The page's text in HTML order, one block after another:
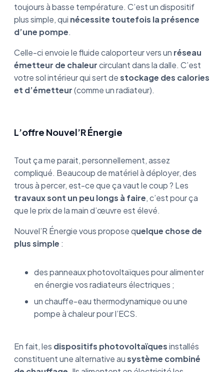
toujours à basse température. C’est un dispositif
plus simple, qui nécessite toutefois la présence
d’une pompe.
Celle-ci envoie le fluide caloporteur vers un réseau
émetteur de chaleurcirculant dans la dalle. C’est
votre sol intérieur qui sert destockage des calories
et d’émetteur(comme un radiateur).
L’offre Nouvel’R Énergie
Tout ça me parait, personnellement, assez
compliqué. Beaucoup de matériel à déployer, des
trous à percer, est-ce que ça vaut le coup ? Les
travaux sont un peu longs à faire, c’est pour ça
que le prix de la main d’œuvre est élevé.
Nouvel’R Énergie vous propose quelque chose de
plus simple :
des panneaux photovoltaïques pour alimenter
en énergie vos radiateurs électriques ;
un chauffe-eau thermodynamique ou une
pompe à chaleur pour l’ECS.
En fait, les dispositifs photovoltaïquesinstallés
constituent une alternative ausystème combiné